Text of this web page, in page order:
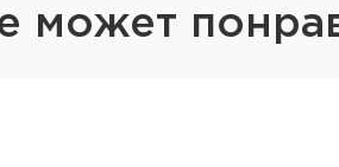
может